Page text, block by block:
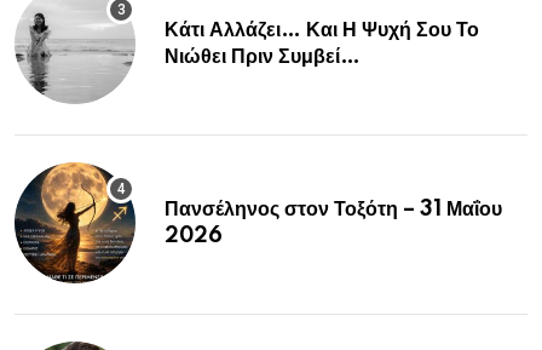
Κάτι Αλλάζει… Και Η Ψυχή Σου Το
Νιώθει Πριν Συμβεί…
Πανσέληνος στον Τοξότη – 31 Μαΐου
2026